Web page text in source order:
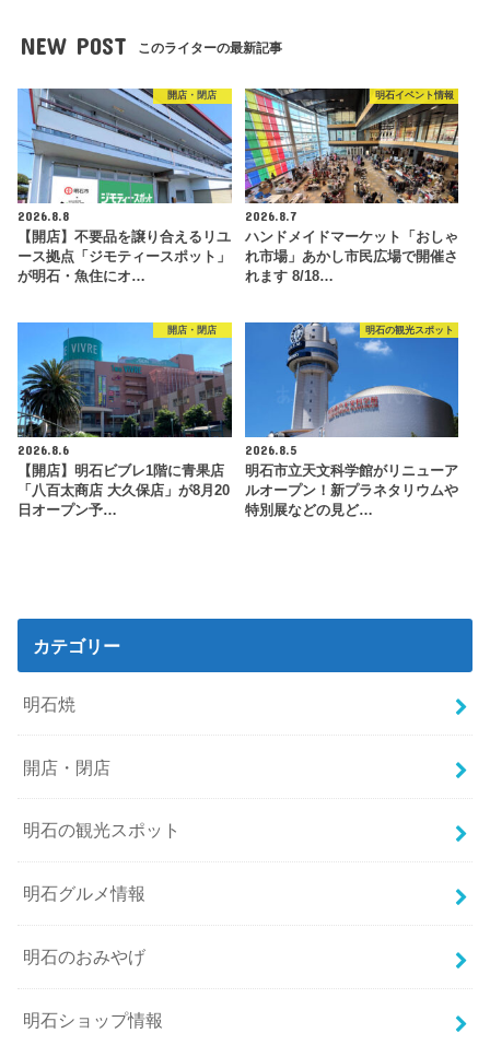
NEW POST このライターの最新記事
開店・閉店
2026.8.8
【開店】不要品を譲り合えるリユ
ース拠点「ジモティースポット」
が明石・魚住にオ…
明石イベント情報
2026.8.7
ハンドメイドマーケット「おしゃ
れ市場」あかし市民広場で開催さ
れます 8/18…
開店・閉店
2026.8.6
【開店】明石ビブレ1階に青果店
「八百太商店 大久保店」が8月20
日オープン予…
明石の観光スポット
2026.8.5
明石市立天文科学館がリニューア
ルオープン！新プラネタリウムや
特別展などの見ど…
カテゴリー
明石焼
開店・閉店
明石の観光スポット
明石グルメ情報
明石のおみやげ
明石ショップ情報